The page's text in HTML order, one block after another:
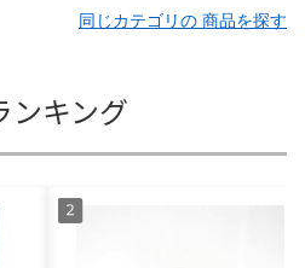
同じカテゴリの 商品を探す
ンキング